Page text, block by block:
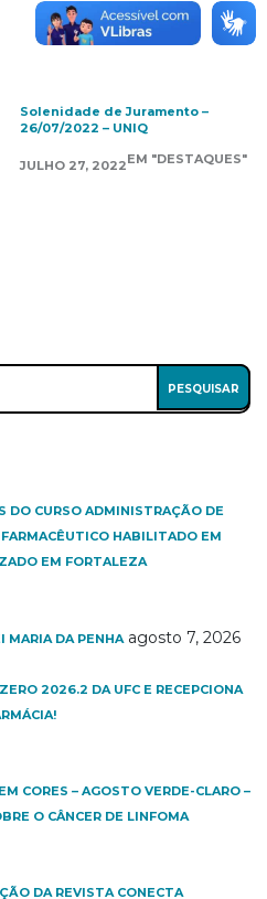
Solenidade de Juramento –
26/07/2022 – UNIQ
JULHO 27, 2022EM "DESTAQUES"
DO CURSO ADMINISTRAÇÃO DE
HABILITADO EM
EM FORTALEZA
MARIA DA PENHA agosto 7, 2026
2026.2 DA UFC E RECEPCIONA
CORES – AGOSTO VERDE-CLARO –
O CÂNCER DE LINFOMA
DA REVISTA CONECTA